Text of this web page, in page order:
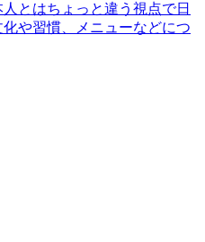
とはちょっと違う視点で日
や習慣、メニューなどにつ